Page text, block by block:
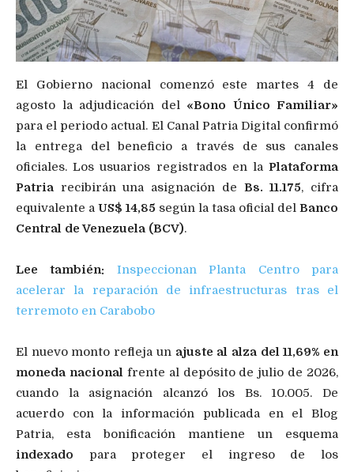
El Gobierno nacional comenzó este martes 4 de
agosto la adjudicación del «Bono Único Familiar»
para el periodo actual. El Canal Patria Digital confirmó
la entrega del beneficio a través de sus canales
oficiales. Los usuarios registrados en la Plataforma
Patriarecibirán una asignación de Bs. 11.175, cifra
equivalente a US$ 14,85 según la tasa oficial del Banco
Central de Venezuela (BCV).
Lee también: Inspeccionan Planta Centro para
acelerar la reparación de infraestructuras tras el
terremoto en Carabobo
El nuevo monto refleja un ajuste al alza del 11,69% en
moneda nacionalfrente al depósito de julio de 2026,
cuando la asignación alcanzó los Bs. 10.005. De
acuerdo con la información publicada en el Blog
Patria, esta bonificación mantiene un esquema
indexado para proteger el ingreso de los